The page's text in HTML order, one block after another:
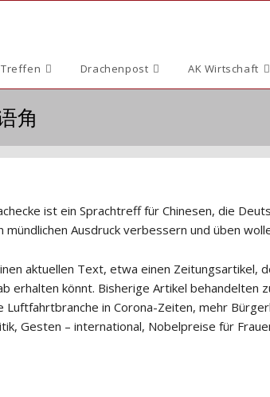
Treffen Drachenpost AK Wirtschaft
角
ist ein Sprachtreff für Chinesen, die
mündlichen Ausdruck verbessern und üben
aktuellen Text, etwa einen Zeitungsartikel,
erhalten könnt. Bisherige Artikel behandelten
Luftfahrtbranche in Corona-Zeiten, mehr
Gesten – international, Nobelpreise für